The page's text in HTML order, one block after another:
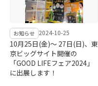
お知らせ 2024-10-25
10月25日(金)～ 27日(日)、東
京ビッグサイト開催の
「GOOD LIFEフェア2024」
に出展します！